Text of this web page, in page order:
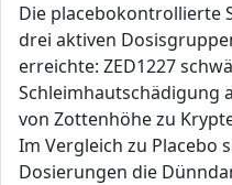
Die placebokontrollierte
drei aktiven
erreichte: ZED1227
Schleimhautschädigung
von Zottenhöhe zu
Im Vergleich zu Placebo
Dosierungen die